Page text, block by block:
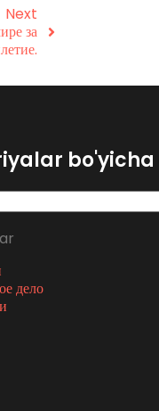
Next
за
дело